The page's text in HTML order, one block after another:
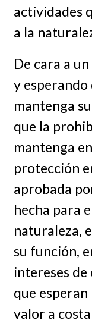
actividades
a la
De cara a
y esperando
mantenga
que la
mantenga
protección
aprobada
hecha para
naturaleza,
su función,
intereses
que
valor a